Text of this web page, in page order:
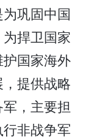
巩固中国
捍卫国家
国家海外
提供战略
，主要担
非战争军